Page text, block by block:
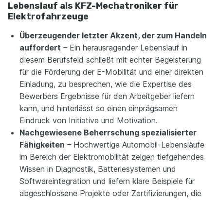
Lebenslauf als KFZ-Mechatroniker für
Elektrofahrzeuge
Überzeugender letzter Akzent, der zum Handeln
auffordert – Ein herausragender Lebenslauf in
diesem Berufsfeld schließt mit echter Begeisterung
für die Förderung der E-Mobilität und einer direkten
Einladung, zu besprechen, wie die Expertise des
Bewerbers Ergebnisse für den Arbeitgeber liefern
kann, und hinterlässt so einen einprägsamen
Eindruck von Initiative und Motivation.
Nachgewiesene Beherrschung spezialisierter
Fähigkeiten – Hochwertige Automobil-Lebensläufe
im Bereich der Elektromobilität zeigen tiefgehendes
Wissen in Diagnostik, Batteriesystemen und
Softwareintegration und liefern klare Beispiele für
abgeschlossene Projekte oder Zertifizierungen, die